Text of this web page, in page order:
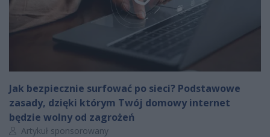
Jak bezpiecznie surfować po sieci? Podstawowe
zasady, dzięki którym Twój domowy internet
będzie wolny od zagrożeń
Autor artykułu:
Artykuł sponsorowany